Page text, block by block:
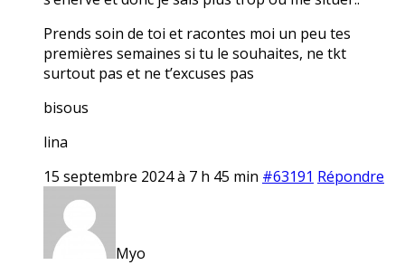
Prends soin de toi et racontes moi un peu tes
premières semaines si tu le souhaites, ne tkt
surtout pas et ne t’excuses pas
bisous
lina
15 septembre 2024 à 7 h 45 min #63191 Répondre
Myo